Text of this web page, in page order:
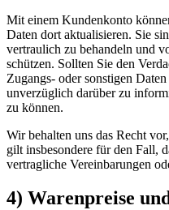
Mit einem Kundenkonto
Daten dort aktualisieren. Sie
vertraulich zu behandeln und
schützen. Sollten Sie den
Zugangs- oder sonstigen
unverzüglich darüber zu
zu können.
Wir behalten uns das Recht
gilt insbesondere für den Fall,
vertragliche Vereinbarungen
4) Warenpreise